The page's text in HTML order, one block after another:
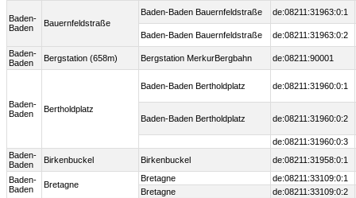
Baden-
Baden
Bauernfeldstraße
Baden-Baden Bauernfeldstraße de:08211:31963:0:1
Baden-Baden Bauernfeldstraße
de:08211:31963:0:2
Baden-
Baden
Bergstation (658m) Bergstation MerkurBergbahn de:08211:90001
Baden-
Baden
Bertholdplatz
Baden-Baden Bertholdplatz de:08211:31960:0:1
Baden-Baden Bertholdplatz de:08211:31960:0:2
de:08211:31960:0:3
Baden-
Baden
Birkenbuckel Birkenbuckel de:08211:31958:0:1
Baden-
Baden
Bretagne
Bretagne
de:08211:33109:0:1
Bretagne
de:08211:33109:0:2